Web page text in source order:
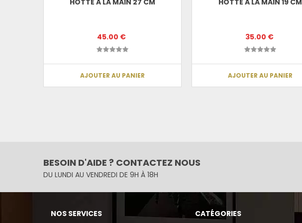
45.00 €
AJOUTER AU PANIER
35.00 €
AJOUTER AU PANIER
BESOIN D'AIDE ? CONTACTEZ NOUS
DU LUNDI AU VENDREDI DE 9H À 18H
NOS SERVICES CATÉGORIES